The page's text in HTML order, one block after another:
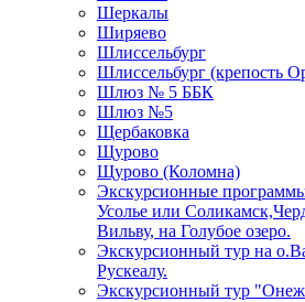
Шеркалы
Ширяево
Шлиссельбург
Шлиссельбург (крепость
Шлюз № 5 ББК
Шлюз №5
Щербаковка
Щурово
Щурово (Коломна)
Экскурсионные
Усолье или
Вильву, на Голубое озеро.
Экскурсионный тур на
Рускеалу.
Экскурсионный тур